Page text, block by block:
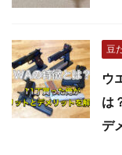
豆
ウ
は
デ